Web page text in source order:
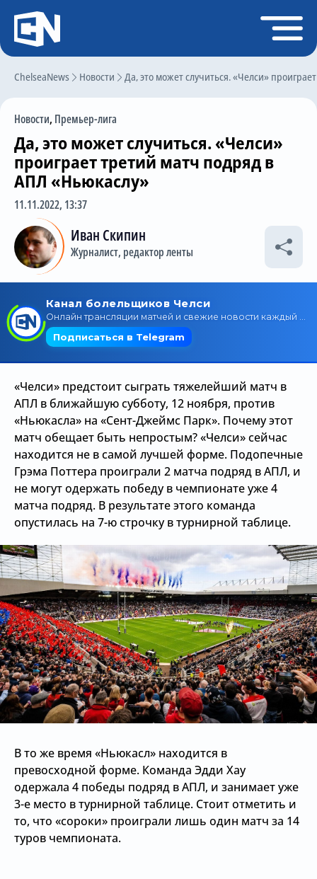
ChelseaNews Новости Да, это может случиться. «Челси»
Новости, Премьер-лига
Да, это может случиться. «Челси»
проиграет третий матч подряд в
АПЛ «Ньюкаслу»
11.11.2022, 13:37
Иван Скипин
Журналист, редактор ленты
«Челси» предстоит сыграть тяжелейший матч в
АПЛ в ближайшую субботу, 12 ноября, против
«Ньюкасла» на «Сент-Джеймс Парк». Почему этот
матч обещает быть непростым? «Челси» сейчас
находится не в самой лучшей форме. Подопечные
Грэма Поттера проиграли 2 матча подряд в АПЛ, и
не могут одержать победу в чемпионате уже 4
матча подряд. В результате этого команда
опустилась на 7-ю строчку в турнирной таблице.
В то же время «Ньюкасл» находится в
превосходной форме. Команда Эдди Хау
одержала 4 победы подряд в АПЛ, и занимает уже
3-е место в турнирной таблице. Стоит отметить и
то, что «сороки» проиграли лишь один матч за 14
туров чемпионата.
Регистрация
Главная
Трансферы
Слухи
История Челси
Статистика
Календарь игр
Поиск по сайту
Трансляции
О сайте
Контакты